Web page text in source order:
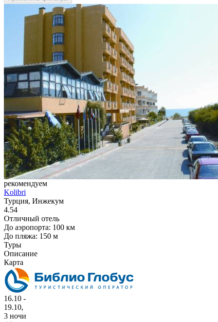
рекомендуем
Kolibri
Турция, Инжекум
4.54
Отличный отель
До аэропорта: 100 км
До пляжа: 150 м
Туры
Описание
Карта
16.10 -
19.10,
3 ночи